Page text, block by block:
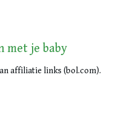
met je baby
affiliatie links (bol.com).